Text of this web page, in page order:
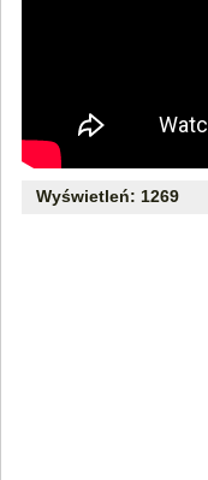
Wyświetleń: 1269